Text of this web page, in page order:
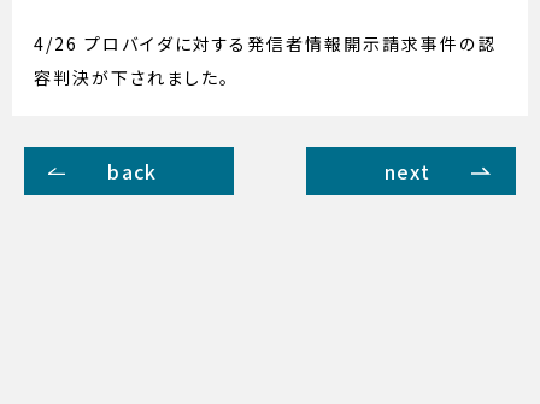
4/26 プロバイダに対する発信者情報開示請求事件の認
容判決が下されました。
back next